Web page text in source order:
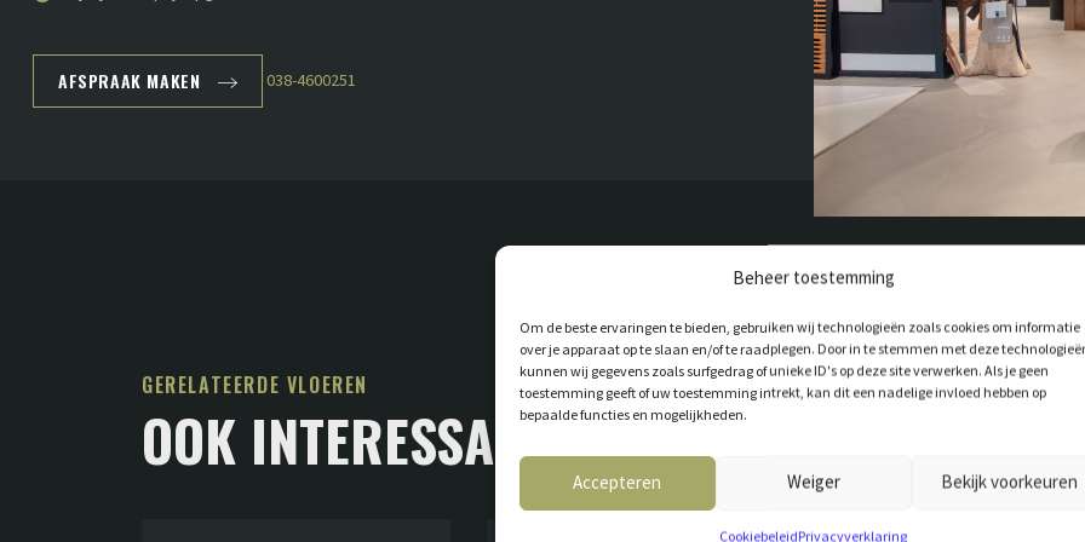
Beheer toestemming
Om de beste ervaringen te bieden, gebruiken wij technologieën zoals cookies om informatie
over je apparaat op te slaan en/of te raadplegen. Door in te stemmen met deze
kunnen wij gegevens zoals surfgedrag of unieke ID's op deze site verwerken. Als je geen
toestemming geeft of uw toestemming intrekt, kan dit een nadelige invloed hebben op
bepaalde functies en mogelijkheden.
Accepteren Weiger Bekijk voorkeuren
CookiebeleidPrivacyverklaring
AFSPRAAK MAKEN 038-4600251
GERELATEERDE VLOEREN
OOK INTERESSANT VOOR JOU